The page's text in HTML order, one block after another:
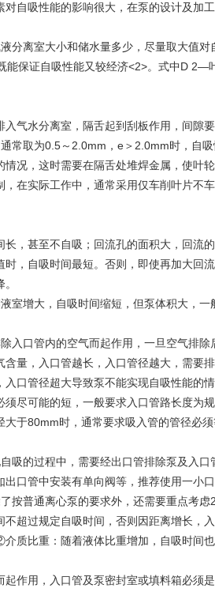
吸性能的影响很大，在泵的设计及加工
离室大小和储水量多少，尽量取大值对
能保证自吸性能又较经济<2>。式中D
水分离室，隔舌起到刮板作用，间隙
常取为0.5～2.0mm，e＞2.0mm时，自
况，这时需要在隔舌处堆焊金属，使叶
在实际工作中，通常采用仅车削叶片不
甚至不自吸；回流孔的面积大，回流
，自吸时间最短。否则，即使再加大回
增大，自吸时间缩短，但泵体积大，一
口管内的空气而起作用，一旦空气排除
量，入口管越长，入口管径越大，需要
管径超大导致泵不能实现自吸性能的情
可能的短，一般要求入口管路长度为
于80mm时，通常要求吸入管的管径必
的过程中，需要经出口管排除泵及入口
口管中安装有单向阀等，推荐使用一小
普通离心泵的要求外，还需要重点考
不超过规定自吸时间，否则因距离增长，
质比重：随着液体比重增加，自吸时间也
用，入口管及泵密封室或填料箱必须